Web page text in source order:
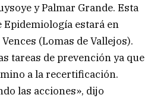
y Palmar Grande. Esta
Epidemiología estará en
(Lomas de Vallejos).
tareas de prevención ya que
a la recertificación.
las acciones», dijo